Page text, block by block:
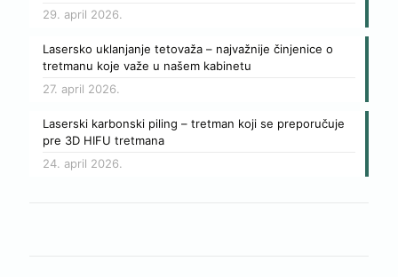
29. april 2026.
Lasersko uklanjanje tetovaža – najvažnije činjenice o
tretmanu koje važe u našem kabinetu
27. april 2026.
Laserski karbonski piling – tretman koji se preporučuje
pre 3D HIFU tretmana
24. april 2026.